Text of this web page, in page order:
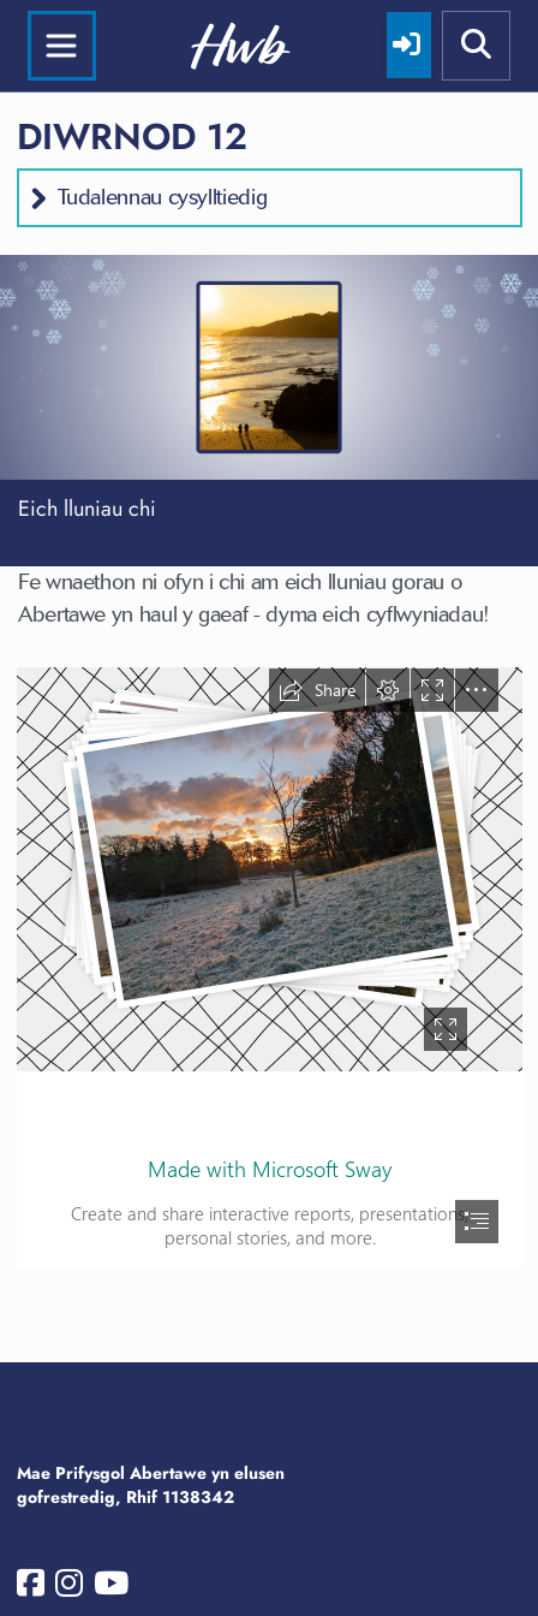
DIWRNOD 12
Tudalennau cysylltiedig
Eich lluniau chi
Fe wnaethon ni ofyn i chi am eich lluniau gorau o
Abertawe yn haul y gaeaf - dyma eich cyflwyniadau!
Mae Prifysgol Abertawe yn elusen
gofrestredig, Rhif 1138342